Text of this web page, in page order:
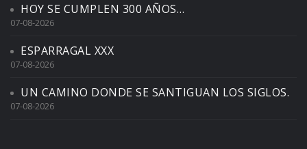
HOY SE CUMPLEN 300 AÑOS…
07-08-2026
ESPARRAGAL XXX
07-08-2026
UN CAMINO DONDE SE SANTIGUAN LOS SIGLOS.
07-08-2026